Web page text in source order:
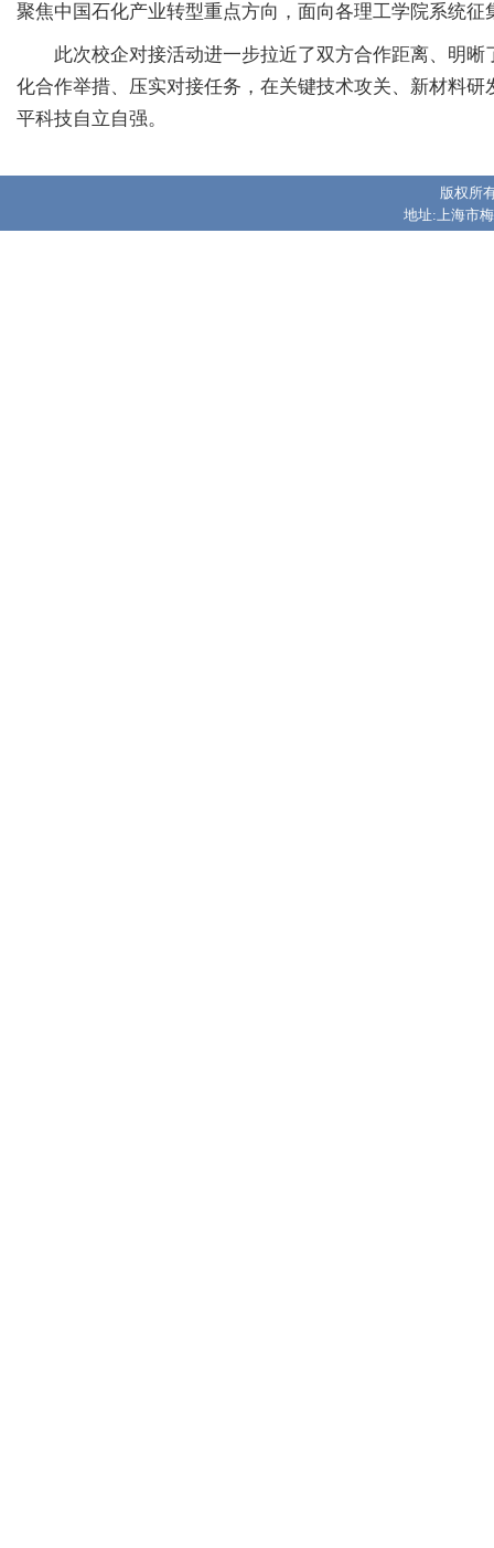
聚焦中国石化产业转型重点方向，面向各理工学院系统
此次校企对接活动进一步拉近了双方合作距离、明
化合作举措、压实对接任务，在关键技术攻关、新材料
平科技自立自强。
版权所
地址:上海市